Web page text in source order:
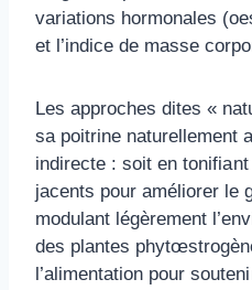
variations hormonales
et l’indice de masse
Les approches dites «
sa poitrine naturellement
indirecte : soit en
jacents pour améliorer le
modulant légèrement
des plantes
l’alimentation pour